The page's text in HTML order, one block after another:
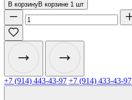
В корзинуВ корзине 1 шт
+7 (914) 443-43-97 +7 (914) 433-43-97